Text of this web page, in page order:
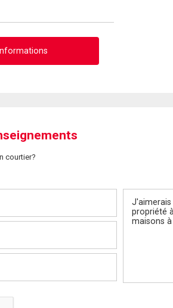
courtier?